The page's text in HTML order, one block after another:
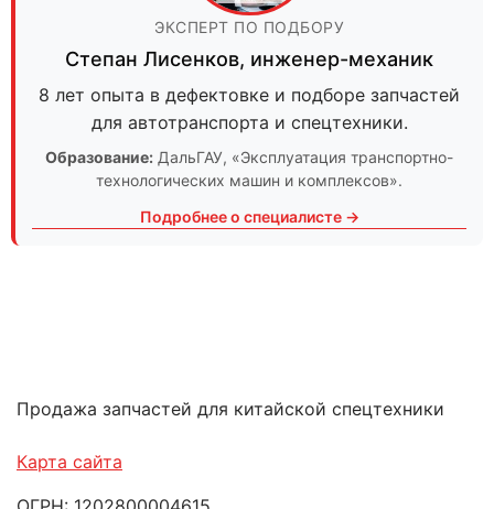
ЭКСПЕРТ ПО ПОДБОРУ
Степан Лисенков, инженер-механик
8 лет опыта в дефектовке и подборе запчастей
для автотранспорта и спецтехники.
Образование: ДальГАУ, «Эксплуатация транспортно-
технологических машин и комплексов».
Подробнее о специалисте →
Продажа запчастей для китайской спецтехники
Карта сайта